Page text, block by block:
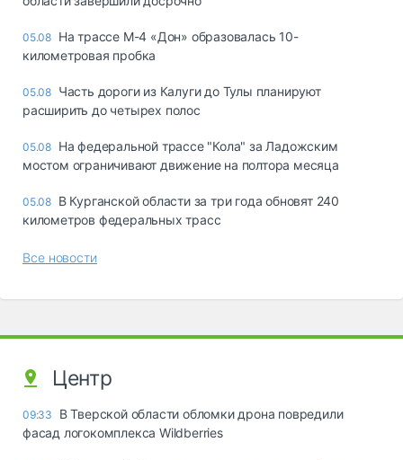
05.08 На трассе М-4 «Дон» образовалась 10-
километровая пробка
05.08 Часть дороги из Калуги до Тулы планируют
расширить до четырех полос
05.08 На федеральной трассе "Кола" за Ладожским
мостом ограничивают движение на полтора месяца
05.08 В Курганской области за три года обновят 240
километров федеральных трасс
Все новости
Центр
09:33
В Тверской области обломки дрона повредили
фасад логокомплекса Wildberries